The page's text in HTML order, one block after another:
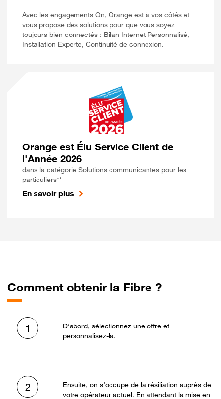
Avec les engagements On, Orange est à vos côtés et
vous propose des solutions pour que vous soyez
toujours bien connectés : Bilan Internet Personnalisé,
Installation Experte, Continuité de connexion.
Orange est Élu Service Client de
l'Année 2026
dans la catégorie Solutions communicantes pour les
particuliers**
En savoir plus
Comment obtenir la Fibre ?
1
D’abord, sélectionnez une offre et
personnalisez-la.
2
Ensuite, on s’occupe de la résiliation auprès de
votre opérateur actuel. En attendant la mise en